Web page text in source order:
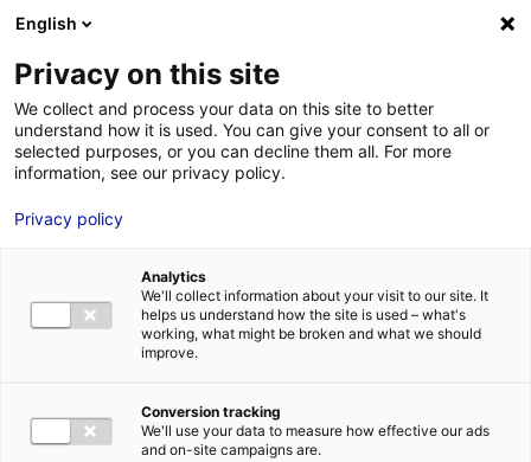
DES RÉPONSES IMMÉDIATES AU :
MENU
L’annuaire hydrogène des
entreprises et des acteurs de la
recherche des Pays de la Loire
hydrogène des entreprises et des acteurs de la recherche des Pays de la
ECOLE NATIONALE SUPERIEURE MARITIME
English
Privacy on this site
We collect and process your data on this site to better
understand how it is used. You can give your consent to all or
selected purposes, or you can decline them all. For more
information, see our privacy policy.
Privacy policy
Analytics
We'll collect information about your visit to our site. It
helps us understand how the site is used – what's
working, what might be broken and what we should
improve.
Conversion tracking
We'll use your data to measure how effective our ads
and on-site campaigns are.